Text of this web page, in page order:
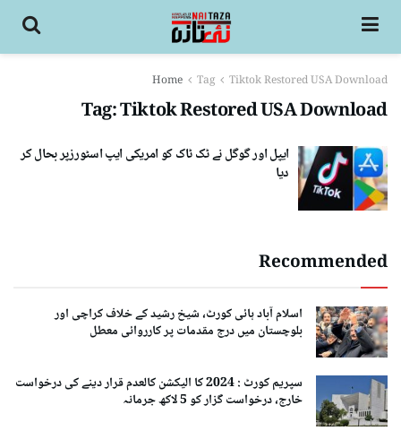
Home Tag Tiktok Restored USA Download
Tag:Tiktok Restored USA Download
ایپل اور گوگل نے ٹک ٹاک کو امریکی ایپ اسٹورزپر بحال کر
دیا
Recommended
اسلام آباد ہائی کورٹ، شیخ رشید کے خلاف کراچی اور
بلوچستان میں درج مقدمات پر کارروائی معطل
سپریم کورٹ : 2024 کا الیکشن کالعدم قرار دینے کی درخواست
خارج، درخواست گزار کو 5 لاکھ جرمانہ